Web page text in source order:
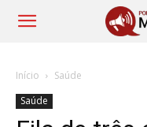
Início
Saúde
Saúde